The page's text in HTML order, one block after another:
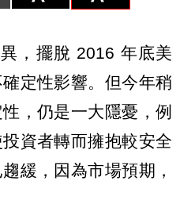
，擺脫 2016 年底美
定性影響。但今年稍
，仍是一大隱憂，例
資者轉而擁抱較安全
緩，因為市場預期，